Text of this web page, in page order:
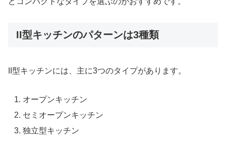
II型キッチンのパターンは3種類
II型キッチンには、主に3つのタイプがあります。
オープンキッチン
セミオープンキッチン
独立型キッチン